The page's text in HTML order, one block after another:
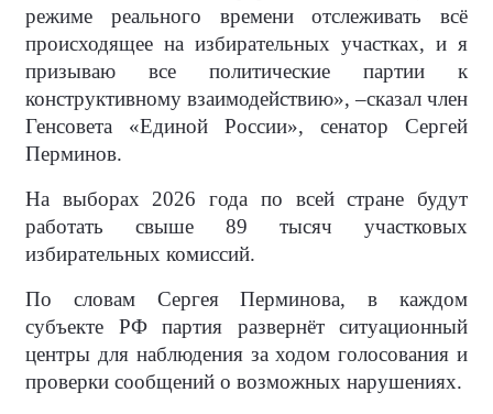
режиме реального времени отслеживать всё
происходящее на избирательных участках, и я
призываю все политические партии к
конструктивному взаимодействию», –сказал член
Генсовета «Единой России», сенатор Сергей
Перминов.
На выборах 2026 года по всей стране будут
работать свыше 89 тысяч участковых
избирательных комиссий.
По словам Сергея Перминова, в каждом
субъекте РФ партия развернёт ситуационный
центры для наблюдения за ходом голосования и
проверки сообщений о возможных нарушениях.